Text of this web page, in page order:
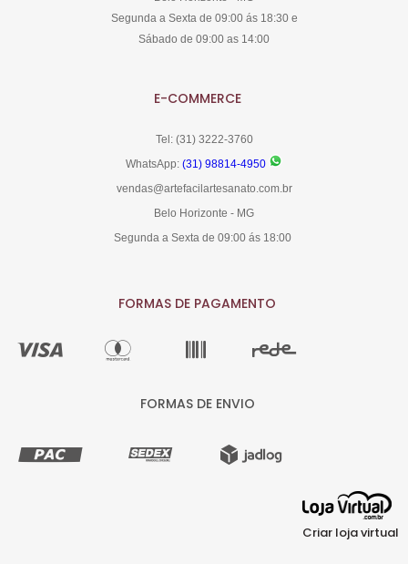
Segunda a Sexta de 09:00 ás 18:30 e
Sábado de 09:00 as 14:00
E-COMMERCE
Tel: (31) 3222-3760
WhatsApp: (31) 98814-4950
vendas@artefacilartesanato.com.br
Belo Horizonte - MG
Segunda a Sexta de 09:00 ás 18:00
FORMAS DE PAGAMENTO
FORMAS DE ENVIO
Criar loja virtual